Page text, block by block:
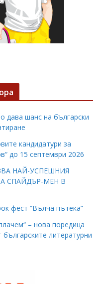
дава шанс на български
кандидатури за
до 15 септември 2026
НАЙ-УСПЕШНИЯ
СПАЙДЪР-МЕН В
фест “Вълча пътека”
– нова поредица
литературни